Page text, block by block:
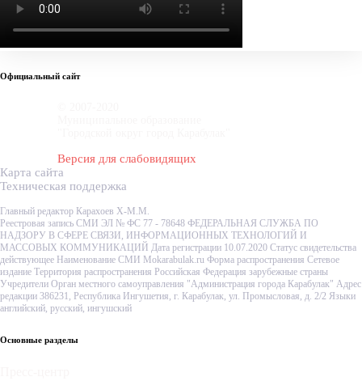
Официальный сайт
Версия для слабовидящих
Карта сайта
Техническая поддержка
Главный редактор Карахоев Х-М.М.
Реестровая запись СМИ ЭЛ № ФС 77 - 78648 ФЕДЕРАЛЬНАЯ СЛУЖБА ПО
НАДЗОРУ В СФЕРЕ СВЯЗИ, ИНФОРМАЦИОННЫХ ТЕХНОЛОГИЙ И
МАССОВЫХ КОММУНИКАЦИЙ Дата регистрации 10.07.2020 Статус свидетельства
действующее Наименование СМИ Mokarabulak.ru Форма распространения Сетевое
издание Территория распространения Российская Федерация зарубежные страны
Учредители Орган местного самоуправления "Администрация города Карабулак" Адрес
редакции 386231, Республика Ингушетия, г. Карабулак, ул. Промысловая, д. 2/2 Языки
английский, русский, ингушский
Основные разделы